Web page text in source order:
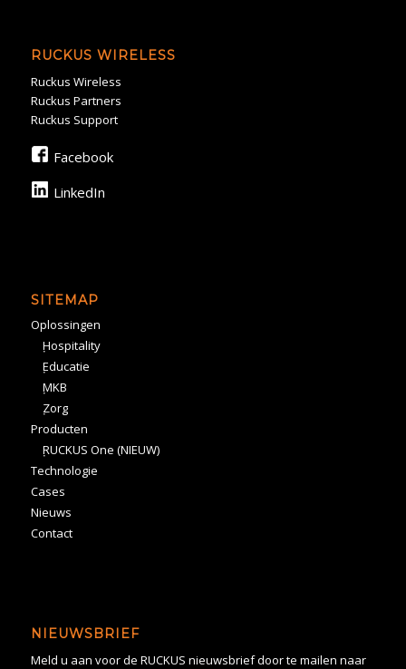
RUCKUS WIRELESS
Ruckus Wireless
Ruckus Partners
Ruckus Support
Facebook
LinkedIn
SITEMAP
Oplossingen
Hospitality
Educatie
MKB
Zorg
Producten
RUCKUS One (NIEUW)
Technologie
Cases
Nieuws
Contact
NIEUWSBRIEF
Meld u aan voor de RUCKUS nieuwsbrief door te mailen naar